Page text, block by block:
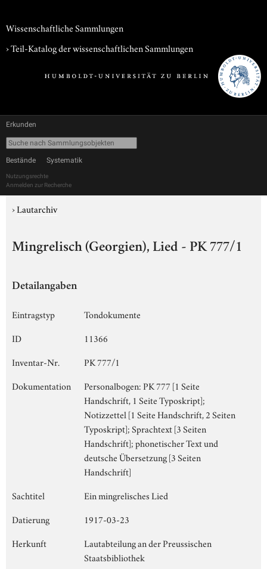
Wissenschaftliche Sammlungen
› Teil-Katalog der wissenschaftlichen Sammlungen
Erkunden
Bestände Systematik
Nutzungsrechte
Anmelden zur Recherche
›Lautarchiv
Mingrelisch (Georgien), Lied - PK 777/1
Detailangaben
Eintragstyp
Tondokumente
ID
11366
Inventar-Nr.
PK 777/1
Dokumentation
Personalbogen: PK 777 [1 Seite
Handschrift, 1 Seite Typoskript];
Notizzettel [1 Seite Handschrift, 2 Seiten
Typoskript]; Sprachtext [3 Seiten
Handschrift]; phonetischer Text und
deutsche Übersetzung [3 Seiten
Handschrift]
Sachtitel
Ein mingrelisches Lied
Datierung
1917-03-23
Herkunft
Lautabteilung an der Preussischen
Staatsbibliothek